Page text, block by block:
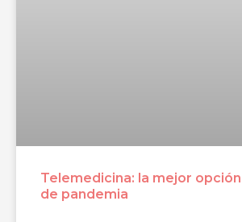
Telemedicina: la mejor
de pandemia